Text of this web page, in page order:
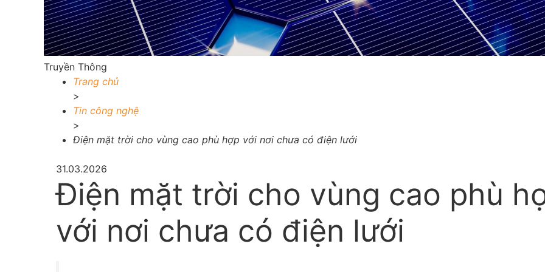
Truyền Thông
Trang chủ
>
Tin công nghệ
>
Điện mặt trời cho vùng cao phù hợp với nơi chưa có điện lưới
31.03.2026
Điện mặt trời cho vùng cao phù
với nơi chưa có điện lưới